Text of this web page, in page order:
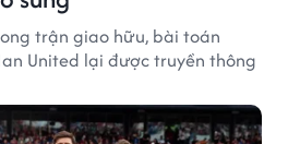
trận giao hữu, bài toán
United lại được truyền thông